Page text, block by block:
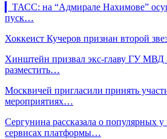
▎ТАСС: на “Адмирале Нахимове”
пуск…
Хоккеист Кучеров признан второй
Хинштейн призвал экс-главу ГУ
разместить…
Москвичей пригласили принять
мероприятиях…
Сергунина рассказала о популярных
сервисах платформы…